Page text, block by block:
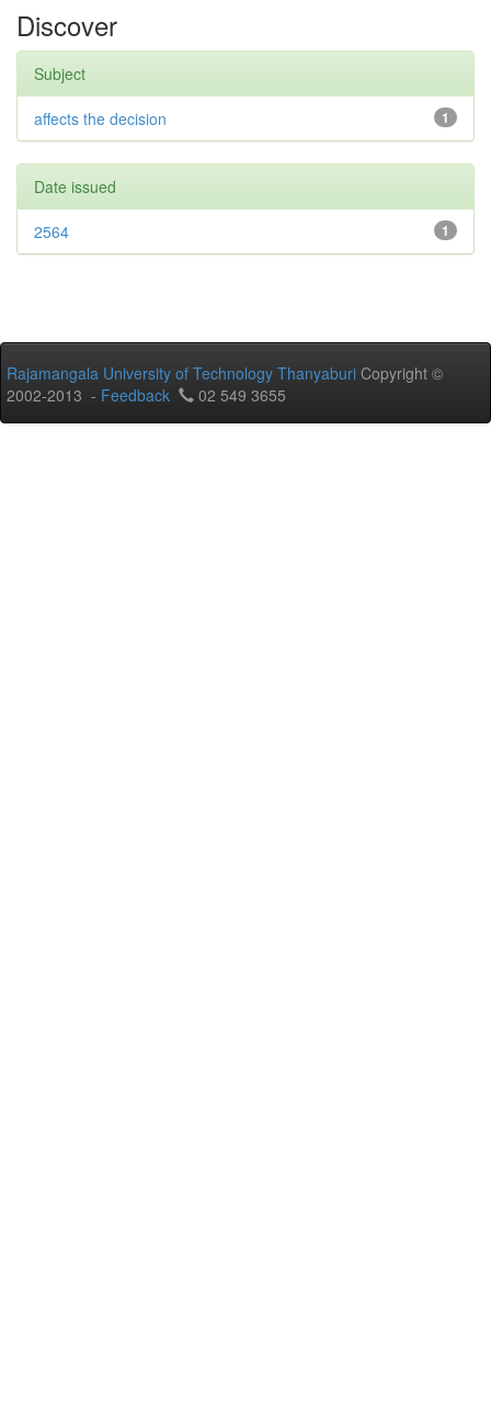
Discover
Subject
1
affects the decision
Date issued
1
2564
Rajamangala University of Technology Thanyaburi Copyright ©
2002-2013 - Feedback 02 549 3655